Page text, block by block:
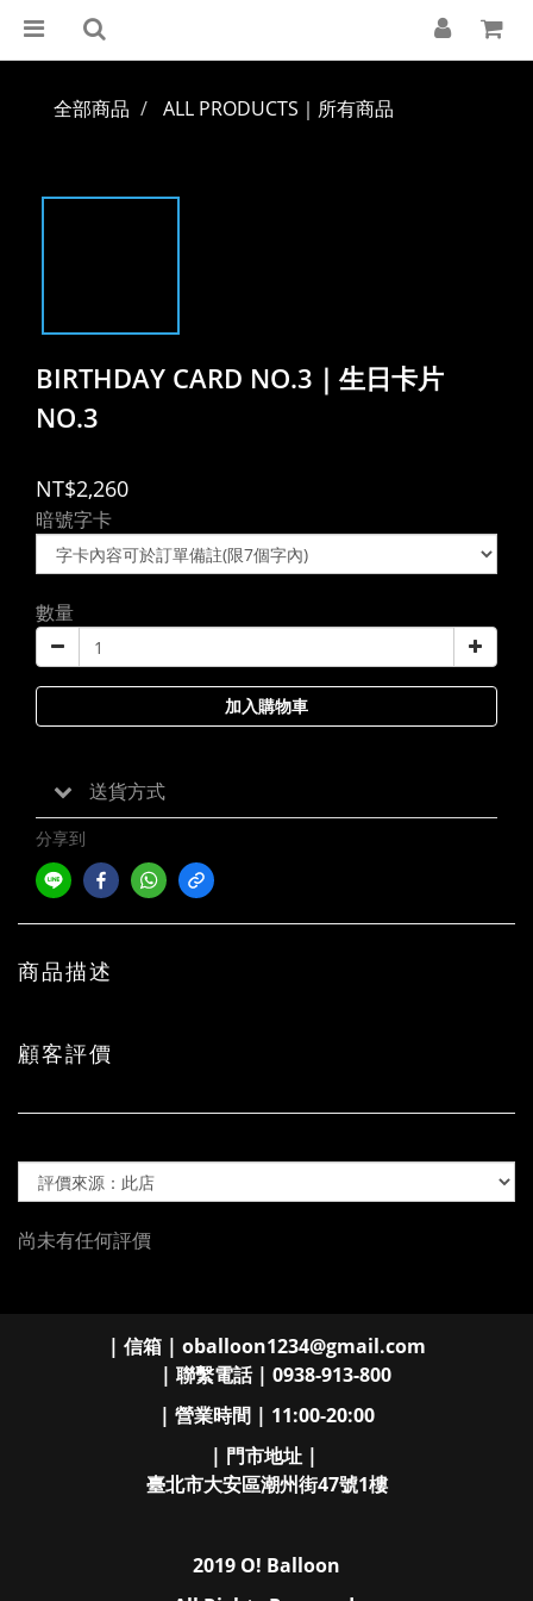
全部商品 ALL PRODUCTS｜所有商品
BIRTHDAY CARD NO.3｜生日卡片
NO.3
NT$2,260
暗號字卡
數量
加入購物車
送貨方式
分享到
商品描述
顧客評價
尚未有任何評價
| 信箱 | oballoon1234@gmail.com
| 聯繫電話 | 0938-913-800
| 營業時間 | 11:00-20:00
| 門市地址 |
臺北市大安區潮州街47號1樓
2019 O! Balloon